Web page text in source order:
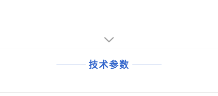
技术参数